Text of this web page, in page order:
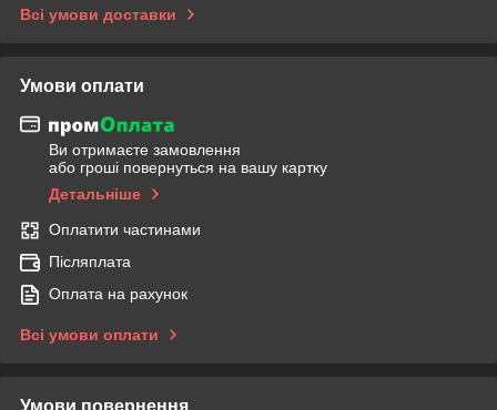
Всі умови доставки
Умови оплати
Ви отримаєте замовлення
або гроші повернуться на вашу картку
Детальніше
Оплатити частинами
Післяплата
Оплата на рахунок
Всі умови оплати